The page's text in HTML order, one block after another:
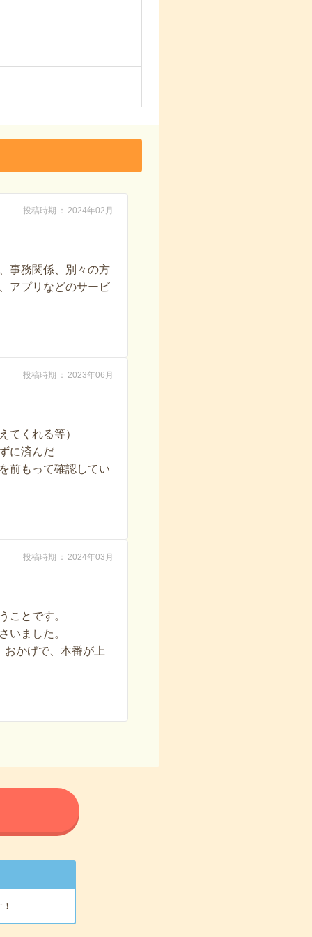
投稿時期 2024年02月
事務関係、別々の方
アプリなどのサービ
投稿時期 2023年06月
てくれる等）
に済んだ
前もって確認してい
投稿時期 2024年03月
ことです。
いました。
かげで、本番が上